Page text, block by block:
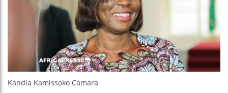
Ceuta
Kandia Kamissoko Camara